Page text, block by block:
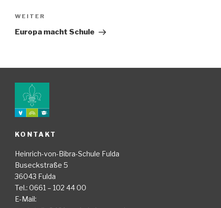
Nächster
Beitrag
WEITER
Europa macht Schule
KONTAKT
Heinrich-von-Bibra-Schule Fulda
Buseckstraße 5
36043 Fulda
Tel.: 0661 – 102 44 00
E-Mail: